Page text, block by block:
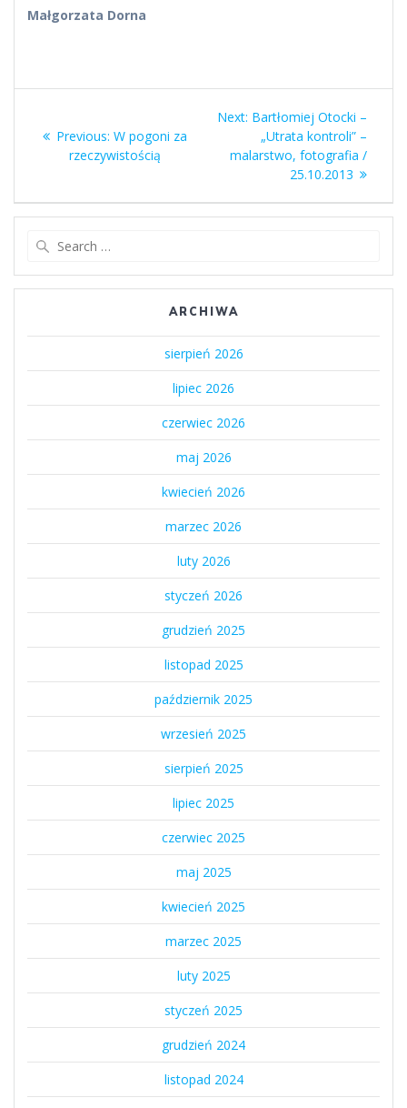
Małgorzata Dorna
wpisu
Previous: Previous
post:
W pogoni za
rzeczywistością
Next: Next
post:
Bartłomiej Otocki –
„Utrata kontroli” –
malarstwo, fotografia /
25.10.2013
ARCHIWA
sierpień 2026
lipiec 2026
czerwiec 2026
maj 2026
kwiecień 2026
marzec 2026
luty 2026
styczeń 2026
grudzień 2025
listopad 2025
październik 2025
wrzesień 2025
sierpień 2025
lipiec 2025
czerwiec 2025
maj 2025
kwiecień 2025
marzec 2025
luty 2025
styczeń 2025
grudzień 2024
listopad 2024